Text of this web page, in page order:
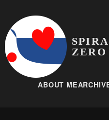
ZERO
ABOUT ME